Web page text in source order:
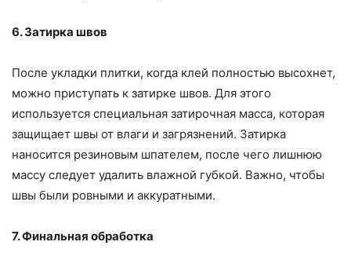
6. Затирка швов
После укладки плитки, когда клей полностью высохнет,
можно приступать к затирке швов. Для этого
используется специальная затирочная масса, которая
защищает швы от влаги и загрязнений. Затирка
наносится резиновым шпателем, после чего лишнюю
массу следует удалить влажной губкой. Важно, чтобы
швы были ровными и аккуратными.
7. Финальная обработка